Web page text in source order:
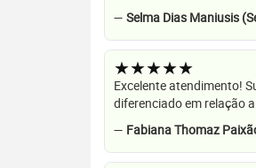
— Selma Dias Maniusis
★★★★★
Excelente atendimento!
diferenciado em relação
— Fabiana Thomaz